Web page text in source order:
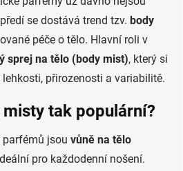
se dostává trend tzv. body
péče o tělo. Hlavní roli v
sprej na tělo (body mist), který si
přirozenosti a variabilitě.
tak populární?
jsou vůně na tělo
pro každodenní nošení.